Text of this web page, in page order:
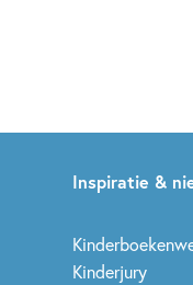
Inspiratie &
Kinderjury